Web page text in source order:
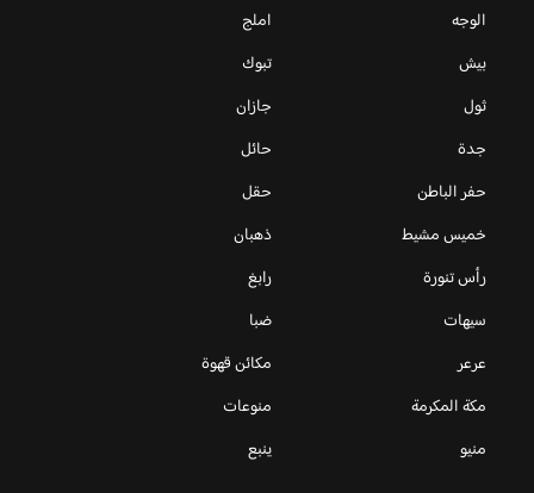
الوجه
املج
بيش
تبوك
ثول
جازان
جدة
حائل
حفر الباطن
حقل
خميس مشيط
ذهبان
رأس تنورة
رابغ
سيهات
ضبا
عرعر
مكائن قهوة
مكة المكرمة
منوعات
منيو
ينبع